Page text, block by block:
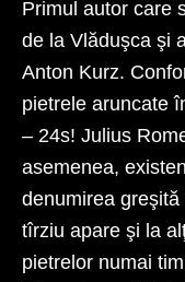
Primul autor care
de la Vlăduşca şi
Anton Kurz.
pietrele aruncate
– 24s! Julius
asemenea,
denumirea
tîrziu apare şi la
pietrelor numai